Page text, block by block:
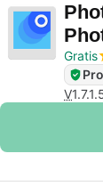
Gratis
V